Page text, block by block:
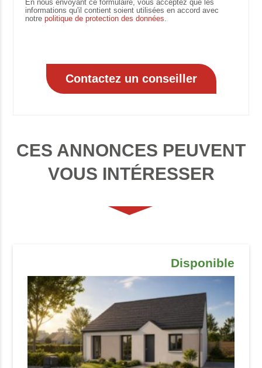
En nous envoyant ce formulaire, vous acceptez que les
informations qu'il contient soient utilisées en accord avec
notrepolitique de protection des données
CES ANNONCES PEUVENT
VOUS INTÉRESSER
Disponible